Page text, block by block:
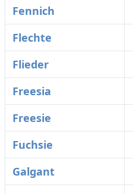
Fennich
Flechte
Flieder
Freesia
Freesie
Fuchsie
Galgant